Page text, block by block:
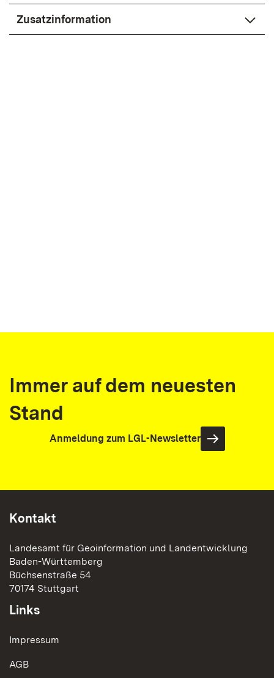
Zusatzinformation
Immer auf dem neuesten
Stand
Anmeldung zum LGL-Newsletter
Kontakt
Landesamt für Geoinformation und Landentwicklung
Baden-Württemberg
Büchsenstraße 54
70174 Stuttgart
Links
Impressum
AGB